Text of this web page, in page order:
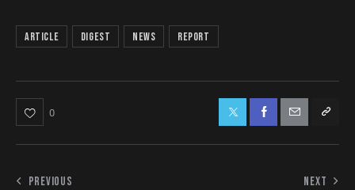
article digest news report
0
PREVIOUS NEXT